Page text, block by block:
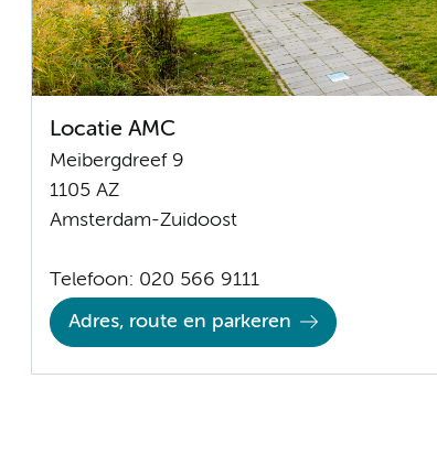
Locatie AMC
Meibergdreef 9
1105 AZ
Amsterdam-Zuidoost
Telefoon: 020 566 9111
Adres, route en parkeren